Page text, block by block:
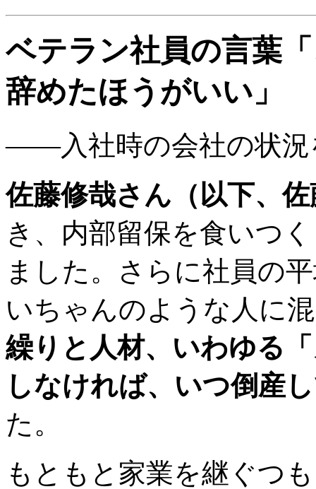
ベテラン社員の言葉
辞めたほうがいい」
――入社時の会社の状況
佐藤修哉さん（以下、
き、内部留保を食いつ
ました。さらに社員の
いちゃんのような人に
繰りと人材、いわゆる
しなければ、いつ倒産
た。
もともと家業を継ぐつ